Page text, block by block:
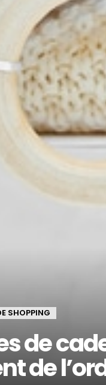
SHOPPING
de
de